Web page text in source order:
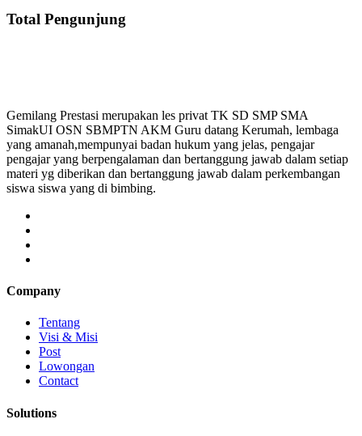
Total Pengunjung
Gemilang Prestasi merupakan les privat TK SD SMP SMA
SimakUI OSN SBMPTN AKM Guru datang Kerumah, lembaga
yang amanah,mempunyai badan hukum yang jelas, pengajar
pengajar yang berpengalaman dan bertanggung jawab dalam setiap
materi yg diberikan dan bertanggung jawab dalam perkembangan
siswa siswa yang di bimbing.
Company
Tentang
Visi & Misi
Post
Lowongan
Contact
Solutions